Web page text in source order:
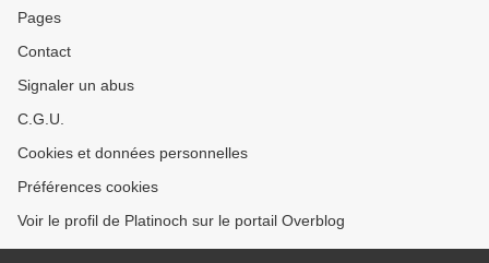
Pages
Contact
Signaler un abus
C.G.U.
Cookies et données personnelles
Préférences cookies
Voir le profil de Platinoch sur le portail Overblog